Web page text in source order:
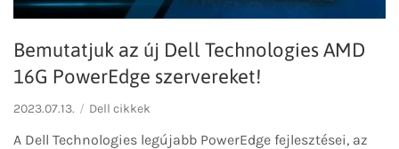
Bemutatjuk az új Dell Technologies AMD
16G PowerEdge szervereket!
2023.07.13. Dell cikkek
A Dell Technologies legújabb PowerEdge fejlesztései, az